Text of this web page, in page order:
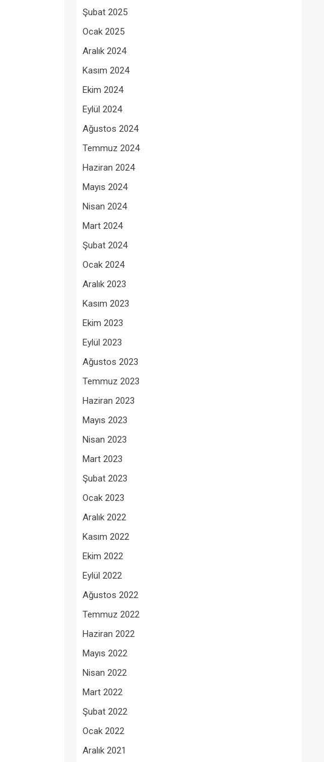
Şubat 2025
Ocak 2025
Aralık 2024
Kasım 2024
Ekim 2024
Eylül 2024
Ağustos 2024
Temmuz 2024
Haziran 2024
Mayıs 2024
Nisan 2024
Mart 2024
Şubat 2024
Ocak 2024
Aralık 2023
Kasım 2023
Ekim 2023
Eylül 2023
Ağustos 2023
Temmuz 2023
Haziran 2023
Mayıs 2023
Nisan 2023
Mart 2023
Şubat 2023
Ocak 2023
Aralık 2022
Kasım 2022
Ekim 2022
Eylül 2022
Ağustos 2022
Temmuz 2022
Haziran 2022
Mayıs 2022
Nisan 2022
Mart 2022
Şubat 2022
Ocak 2022
Aralık 2021